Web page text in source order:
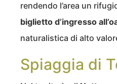
rendendo l’area un
biglietto d’ingresso
naturalistica di alto
Spiaggia di